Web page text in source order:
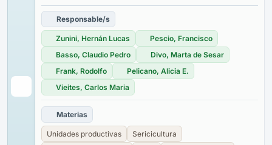
Responsable/s
Zunini, Hernán Lucas
Pescio, Francisco
Basso, Claudio Pedro
Divo, Marta de Sesar
Frank, Rodolfo
Pelicano, Alicia E.
Vieites, Carlos Maria
Materias
Unidades productivas
Sericicultura